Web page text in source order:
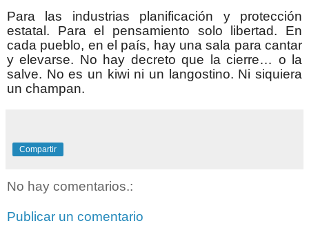
Para las industrias planificación y protección
estatal. Para el pensamiento solo libertad. En
cada pueblo, en el país, hay una sala para cantar
y elevarse. No hay decreto que la cierre… o la
salve. No es un kiwi ni un langostino. Ni siquiera
un champan.
Compartir
No hay comentarios.:
Publicar un comentario